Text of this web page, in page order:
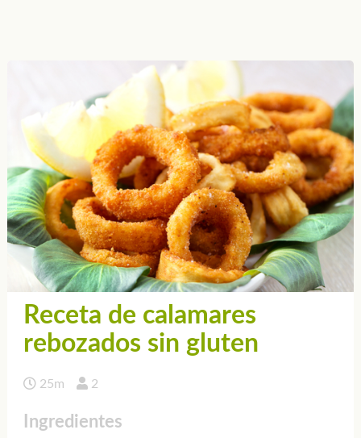
Receta de calamares
rebozados sin gluten
25m 2
Ingredientes